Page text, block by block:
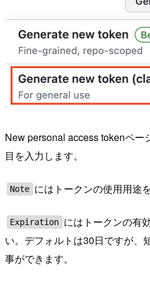
New personal access tokenペー
目を入力します。
Note にはトークンの使用用途
Expiration にはトークンの有
い。デフォルトは30日ですが、
事ができます。